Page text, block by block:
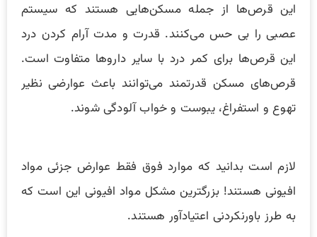
این قرص‌ها از جمله مسکن‌هایی هستند که سیستم
عصبی را بی حس می‌کنند. قدرت و مدت آرام کردن درد
این قرص‌‌ها برای کمر درد با سایر داروها متفاوت است.
قرص‌های مسکن قدرتمند می‌توانند باعث عوارضی نظیر
تهوع و استفراغ، یبوست و خواب آلودگی شوند.
لازم است بدانید که موارد فوق فقط عوارض جزئی مواد
افیونی هستند! بزرگترین مشکل مواد افیونی این است که
به طرز باورنکردنی اعتیادآور هستند.